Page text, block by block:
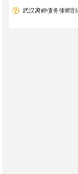
武汉离婚债务律师